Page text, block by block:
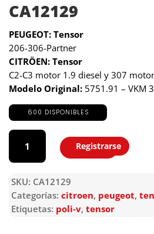
CA12129
PEUGEOT: Tensor
206-306-Partner
CITRÖEN: Tensor
C2-C3 motor 1.9 diesel y 307
Modelo Original: 5751.91 – VKM
600 DISPONIBLES
CA12129
cantidad
Agregar
Registrarse
SKU: CA12129
Categorías: citroen, peugeot,
Etiquetas: poli-v, tensor